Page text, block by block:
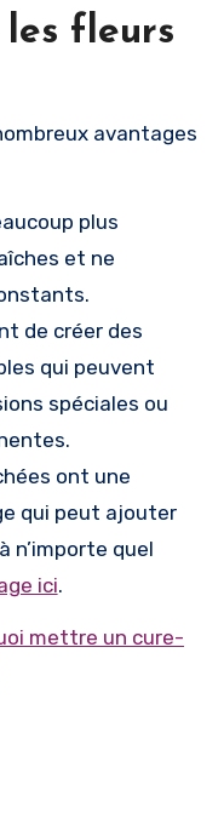
les fleurs
avantages
plus
et ne
de créer des
qui peuvent
spéciales ou
ont une
qui peut ajouter
n’importe quel
ici.
mettre un cure-